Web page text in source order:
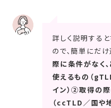
詳しく説明すると
ので、簡単にだ
際に条件がなく
使えるもの（
イン）②取得の
（ccTLD／国や